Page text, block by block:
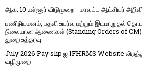
ஆக. 10 உள்ளூர் விடுமுறை - மாவட்ட ஆட்சியர்
பணிநியமனம், பதவி உயர்வு மற்றும் இடமாறுதல்
நிலையான ஆணைகள் (Standing Orders of
துறை உத்தரவு
July 2026 Pay slip ஐ IFHRMS Website
வழிமுறை